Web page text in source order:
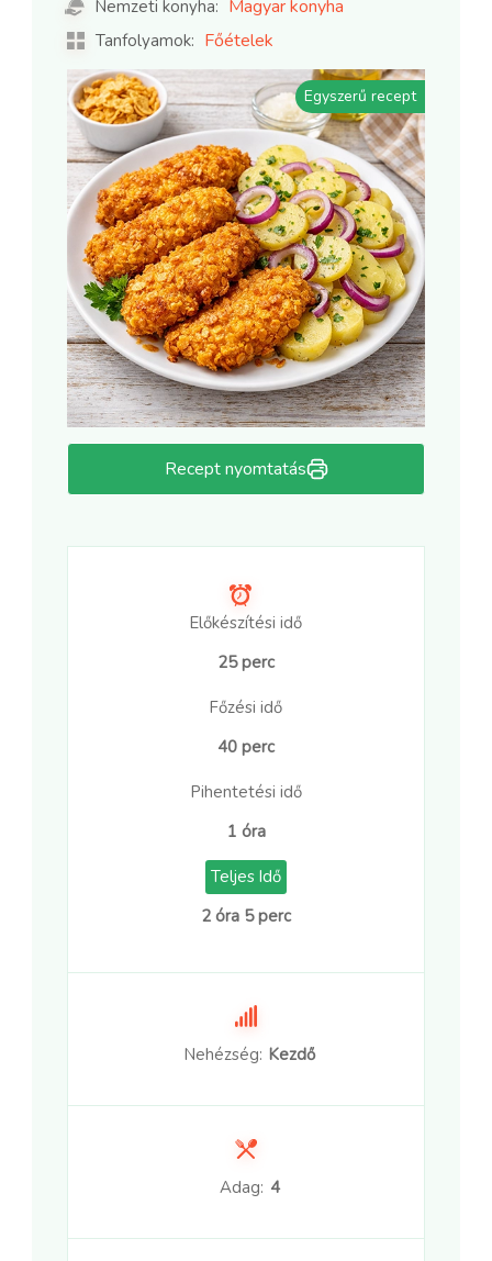
Nemzeti konyha: Magyar konyha
Tanfolyamok: Főételek
Recept nyomtatás
Egyszerű recept
Előkészítési idő
25 perc
Főzési idő
40 perc
Pihentetési idő
1 óra
Teljes Idő
2 óra 5 perc
Nehézség: Kezdő
Adag: 4